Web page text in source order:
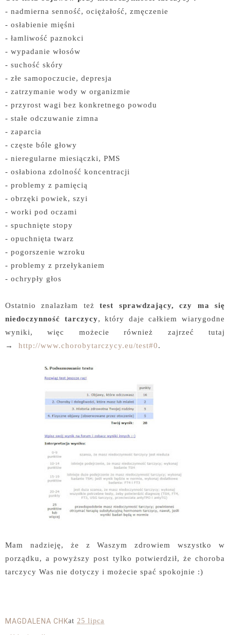
- nadmierna senność, ociężałość, zmęczenie
- osłabienie mięśni
- łamliwość paznokci
- wypadanie włosów
- suchość skóry
- złe samopoczucie, depresja
- zatrzymanie wody w organizmie
- przyrost wagi bez konkretnego powodu
- stałe odczuwanie zimna
- zaparcia
- częste bóle głowy
- nieregularne miesiączki, PMS
- osłabiona zdolność koncentracji
- problemy z pamięcią
- obrzęki powiek, szyi
- worki pod oczami
- spuchnięte stopy
- opuchnięta twarz
- pogorszenie wzroku
- problemy z przełykaniem
- ochrypły głos
Ostatnio znalazłam teżtest sprawdzający, czy ma się
niedoczynność tarczycy, który daje całkiem wiarygodne
wyniki, więc możecie również zajrzeć tutaj
→
http://www.chorobytarczycy.eu/test#0.
Mam nadzieję, że z Waszym zdrowiem wszystko w
porządku, a powyższy post tylko potwierdził, że choroba
tarczycy Was nie dotyczy i możecie spać spokojnie :)
MAGDALENA CHKat 25 lipca